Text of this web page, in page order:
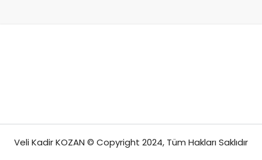
Veli Kadir KOZAN © Copyright 2024, Tüm Hakları Saklıdır